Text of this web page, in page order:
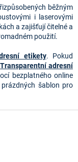
běžným
i laserovými
a zajišťují čitelné a
použití.
etikety. Pokud
Transparentní adresní
bezplatného online
šablon pro